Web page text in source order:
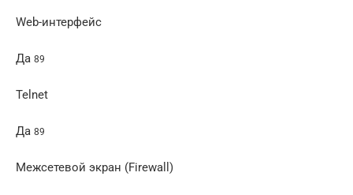
Web-интерфейс
Да 89
Telnet
Да 89
Межсетевой экран (Firewall)